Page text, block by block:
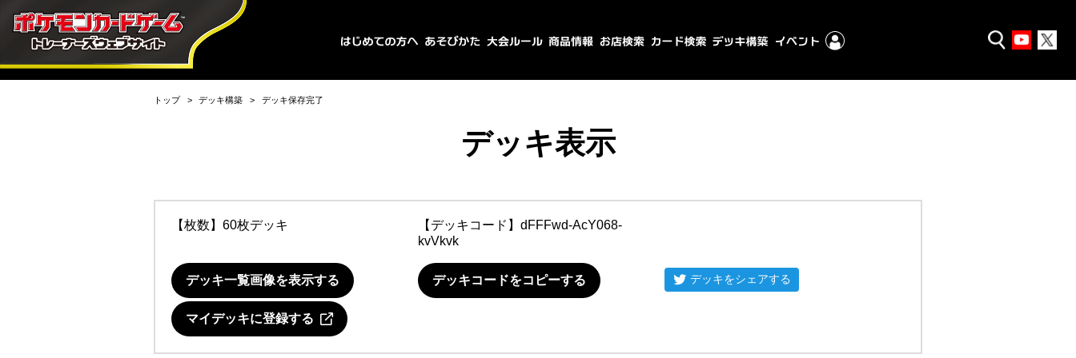
トップ デッキ構築 デッキ保存完了
デッキ表示
【枚数】60枚デッキ 【デッキコード】 dFFFwd-AcY068-
kvVkvk
デッキ一覧画像を表示する デッキコードをコピーする デッキをシェアする
マイデッキに登録する